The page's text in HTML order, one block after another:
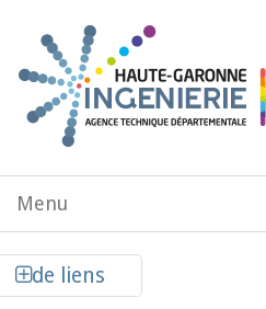
Menu
de liens